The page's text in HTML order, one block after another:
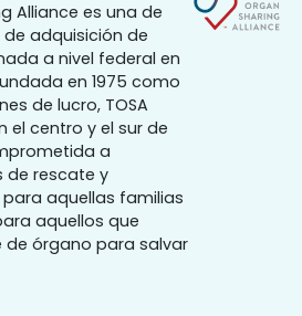
Alliance es una de
adquisición de
a nivel federal en
en 1975 como
de lucro, TOSA
el centro y el sur de
a
de rescate y
aquellas familias
aquellos que
órgano para salvar